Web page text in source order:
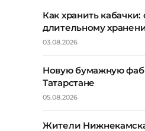
Как хранить
длительному
03.08.2026
Новую бумажную
Татарстане
05.08.2026
Жители